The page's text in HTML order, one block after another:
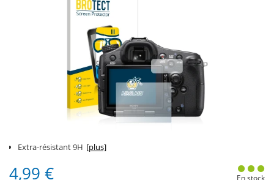
Extra-résistant 9H [plus]
4,99 € En stock